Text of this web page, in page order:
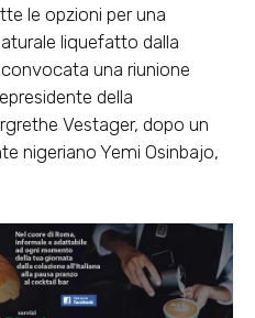
le opzioni per una
liquefatto dalla
convocata una riunione
della
Vestager, dopo un
nigeriano Yemi Osinbajo,